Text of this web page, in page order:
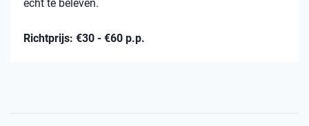
écht te beleven.
Richtprijs: €30 - €60 p.p.